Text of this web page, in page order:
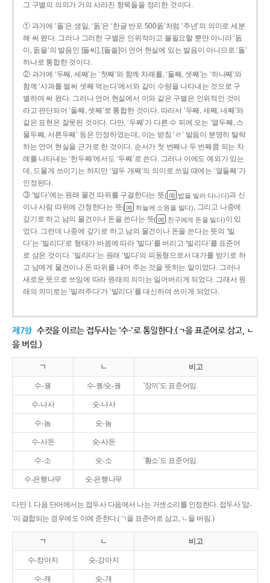
그 구별의 의의가 거의 사라진 항목들을 정리한 것이다.
① 과거에 ‘돌’은 생일, ‘돐’은 ‘한글 반포 500돐’처럼 ‘주년’의 의미로 세분
해 써 왔다. 그러나 그러한 구별은 인위적이고 불필요할 뿐만 아니라 ‘돐
이, 돐을’의 발음인 [돌씨], [돌쓸]이 언어 현실에 있는 발음이 아니므로 ‘돌’
하나로 통합한 것이다.
② 과거에 ‘두째, 세째’는 ‘첫째’와 함께 차례를, ‘둘째, 셋째’는 ‘하나째’와
함께 ‘사과를 벌써 셋째 먹는다’에서와 같이 수량을 나타내는 것으로 구
별하여 써 왔다. 그러나 언어 현실에서 이와 같은 구별은 인위적인 것이
라고 판단되어 ‘둘째, 셋째’로 통합한 것이다. 따라서 ‘두째, 세째, 네째’와
같은 표현은 잘못된 것이다. 다만, ‘두째’가 다른 수 뒤에 오는 ‘열두째, 스
물두째, 서른두째’ 등은 인정하였는데, 이는 받침 ‘ㄹ’ 발음이 분명히 탈락
하는 언어 현실을 근거로 한 것이다. 순서가 첫 번째나 두 번째쯤 되는 차
례를 나타내는 ‘한두째’에서도 ‘두째’로 쓴다. 그러나 이에도 예외가 있는
데, 드물게 쓰이기는 하지만 ‘열두 개째’의 의미로 쓰일 때에는 ‘열둘째’가
인정된다.
③ ‘빌다’에는 원래 물건 따위를 구걸한다는 뜻( 예 밥을 빌러 다니다)과 신
이나 사람 따위에 간청한다는 뜻( 예 하늘에 소원을 빌다), 그리고 나중에
갚기로 하고 남의 물건이나 돈을 쓴다는 뜻( 예 친구에게 돈을 빌다)이 있
었다. 그런데 나중에 갚기로 하고 남의 물건이나 돈을 쓴다는 뜻의 ‘빌
다’는 ‘빌리다’로 형태가 바뀜에 따라 ‘빌다’를 버리고 ‘빌리다’를 표준어
로 삼은 것이다. ‘빌리다’는 원래 ‘빌다’의 피동형으로서 대가를 받기로 하
고 남에게 물건이나 돈 따위를 내어 주는 것을 뜻하는 말이었다. 그러나
새로운 뜻으로 쓰임에 따라 원래의 의미는 잃어버리게 되었다. 그래서 원
래의 의미로는 ‘빌려주다’가 ‘빌리다’를 대신하여 쓰이게 되었다.
제7항 수컷을 이르는 접두사는 '수-'로 통일한다.(ㄱ을 표준어로 삼고, ㄴ
을 버림.)
ㄱ ㄴ 비고
수-꿩 수-퀑/숫-꿩 '장끼'도 표준어임.
수-나사 숫-나사
수-놈 숫-놈
수-사돈 숫-사돈
수-소 숫-소 '황소'도 표준어임.
수-은행나무 숫-은행나무
다만 1. 다음 단어에서는 접두사 다음에서 나는 거센소리를 인정한다. 접두사 '암-
'이 결합되는 경우에도 이에 준한다.(ㄱ을 표준어로 삼고, ㄴ을 버림.)
ㄱ ㄴ 비고
수-캉아지 숫-강아지
수-캐 숫-개